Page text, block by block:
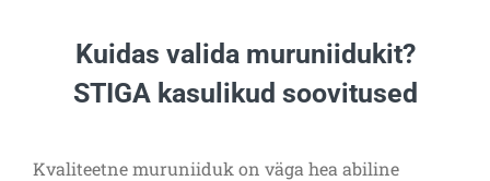
Kuidas valida muruniidukit?
STIGA kasulikud soovitused
Kvaliteetne muruniiduk on väga hea abiline